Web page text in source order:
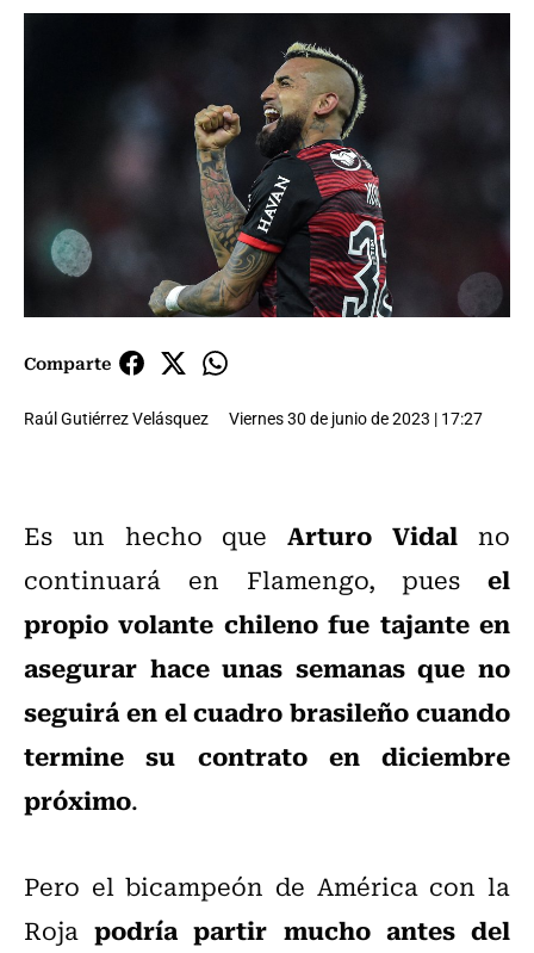
Comparte
Raúl Gutiérrez Velásquez Viernes 30 de junio de 2023 | 17:27
Es un hecho queArturo Vidal no
continuará en Flamengo, pues el
propio volante chileno fue tajante en
asegurar hace unas semanas que no
seguirá en el cuadro brasileño cuando
termine su contrato en diciembre
próximo.
Pero el bicampeón de América con la
Rojapodría partir mucho antes del